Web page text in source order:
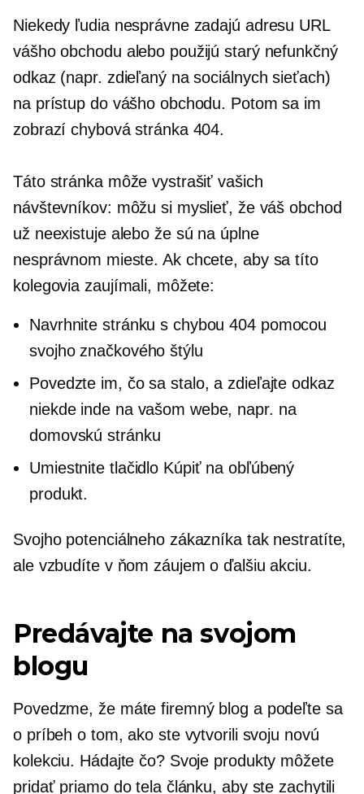
Niekedy ľudia nesprávne zadajú adresu URL
vášho obchodu alebo použijú starý nefunkčný
odkaz (napr. zdieľaný na sociálnych sieťach)
na prístup do vášho obchodu. Potom sa im
zobrazí chybová stránka 404.
Táto stránka môže vystrašiť vašich
návštevníkov: môžu si myslieť, že váš obchod
už neexistuje alebo že sú na úplne
nesprávnom mieste. Ak chcete, aby sa títo
kolegovia zaujímali, môžete:
Navrhnite stránku s chybou 404 pomocou
svojho značkového štýlu
Povedzte im, čo sa stalo, a zdieľajte odkaz
niekde inde na vašom webe, napr. na
domovskú stránku
Umiestnite tlačidlo Kúpiť na obľúbený
produkt.
Svojho potenciálneho zákazníka tak nestratíte,
ale vzbudíte v ňom záujem o ďalšiu akciu.
Predávajte na svojom
blogu
Povedzme, že máte firemný blog a podeľte sa
o príbeh o tom, ako ste vytvorili svoju novú
kolekciu. Hádajte čo? Svoje produkty môžete
pridať priamo do tela článku, aby ste zachytili